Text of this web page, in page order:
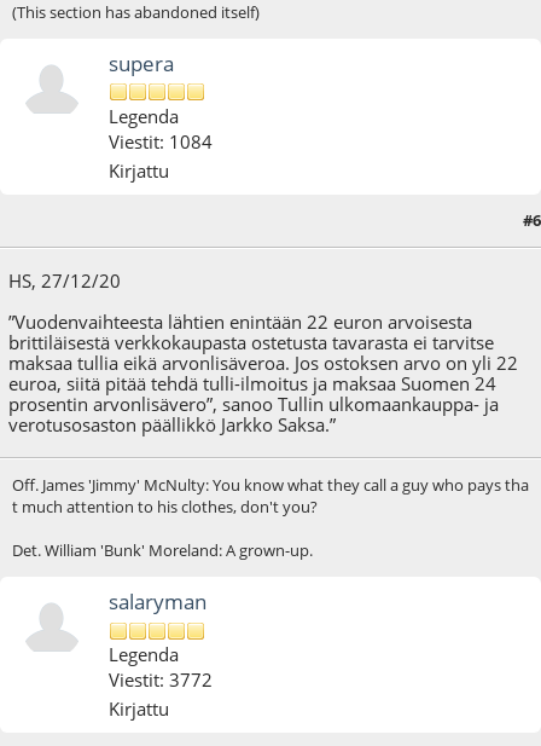
(This section has abandoned itself)
supera
Legenda
Viestit: 1084
Kirjattu
#6
HS, 27/12/20
”Vuodenvaihteesta lähtien enintään 22 euron arvoisesta
brittiläisestä verkkokaupasta ostetusta tavarasta ei tarvitse
maksaa tullia eikä arvonlisäveroa. Jos ostoksen arvo on yli 22
euroa, siitä pitää tehdä tulli-ilmoitus ja maksaa Suomen 24
prosentin arvonlisävero”, sanoo Tullin ulkomaankauppa- ja
verotusosaston päällikkö Jarkko Saksa.”
Off. James 'Jimmy' McNulty: You know what they call a guy who pays tha
t much attention to his clothes, don't you?
Det. William 'Bunk' Moreland: A grown-up.
salaryman
Legenda
Viestit: 3772
Kirjattu